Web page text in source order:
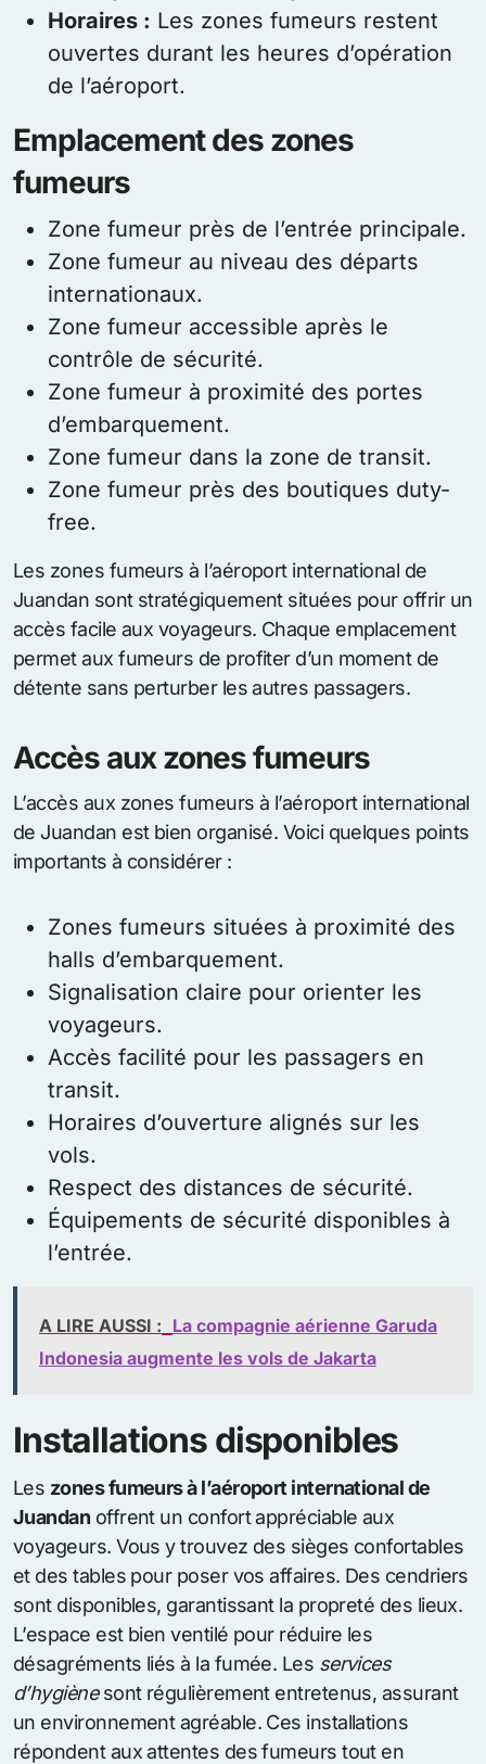
Horaires : Les zones fumeurs restent
ouvertes durant les heures d’opération
de l’aéroport.
Emplacement des zones
fumeurs
Zone fumeur près de l’entrée principale.
Zone fumeur au niveau des départs
internationaux.
Zone fumeur accessible après le
contrôle de sécurité.
Zone fumeur à proximité des portes
d’embarquement.
Zone fumeur dans la zone de transit.
Zone fumeur près des boutiques duty-
free.
Les zones fumeurs à l’aéroport international de
Juandan sont stratégiquement situées pour offrir un
accès facile aux voyageurs. Chaque emplacement
permet aux fumeurs de profiter d’un moment de
détente sans perturber les autres passagers.
Accès aux zones fumeurs
L’accès aux zones fumeurs à l’aéroport international
de Juandan est bien organisé. Voici quelques points
importants à considérer :
Zones fumeurs situées à proximité des
halls d’embarquement.
Signalisation claire pour orienter les
voyageurs.
Accès facilité pour les passagers en
transit.
Horaires d’ouverture alignés sur les
vols.
Respect des distances de sécurité.
Équipements de sécurité disponibles à
l’entrée.
A LIRE AUSSI : La compagnie aérienne Garuda
Indonesia augmente les vols de Jakarta
Installations disponibles
Les zones fumeurs à l’aéroport international de
Juandan offrent un confort appréciable aux
voyageurs. Vous y trouvez des sièges confortables
et des tables pour poser vos affaires. Des cendriers
sont disponibles, garantissant la propreté des lieux.
L’espace est bien ventilé pour réduire les
désagréments liés à la fumée. Les services
d’hygiènesont régulièrement entretenus, assurant
un environnement agréable. Ces installations
répondent aux attentes des fumeurs tout en